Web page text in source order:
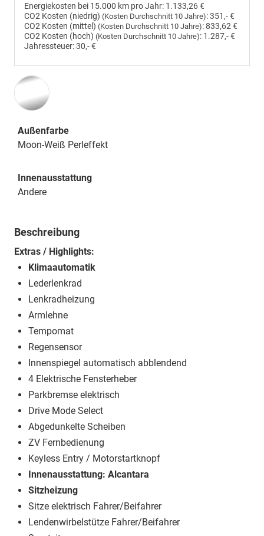
Energiekosten bei 15.000 km pro Jahr: 1.133,26 €
CO2 Kosten (niedrig) (Kosten Durchschnitt 10 Jahre):351,- €
CO2 Kosten (mittel) (Kosten Durchschnitt 10 Jahre):833,62 €
CO2 Kosten (hoch) (Kosten Durchschnitt 10 Jahre): 1.287,- €
Jahressteuer:30,- €
Außenfarbe
Moon-Weiß Perleffekt
Innenausstattung
Andere
Beschreibung
Extras / Highlights:
Klimaautomatik
Lederlenkrad
Lenkradheizung
Armlehne
Tempomat
Regensensor
Innenspiegel automatisch abblendend
4 Elektrische Fensterheber
Parkbremse elektrisch
Drive Mode Select
Abgedunkelte Scheiben
ZV Fernbedienung
Keyless Entry / Motorstartknopf
Innenausstattung: Alcantara
Sitzheizung
Sitze elektrisch Fahrer/Beifahrer
Lendenwirbelstütze Fahrer/Beifahrer